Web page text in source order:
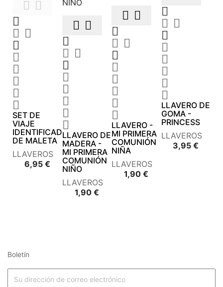
 

 






SET DE
VIAJE
IDENTIFICADOR
DE MALETA
LLAVEROS
6,95 €Precio
 

 






LLAVERO DE
MADERA -
MI PRIMERA
COMUNIÓN
NIÑO
LLAVEROS
1,90 €Precio
 

 






LLAVERO -
MI PRIMERA
COMUNIÓN
NIÑA
LLAVEROS
1,90 €

 






LLAVERO DE
GOMA -
PRINCESS
LLAVEROS
3,95 €



Boletín